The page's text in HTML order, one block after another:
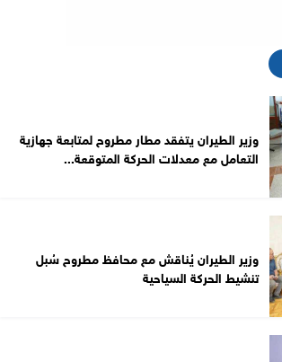
وزير الطيران يتفقد مطار مطروح لمتابعة جهازية
التعامل مع معدلات الحركة المتوقعة...
وزير الطيران يُناقش مع محافظ مطروح سُبل
تنشيط الحركة السياحية